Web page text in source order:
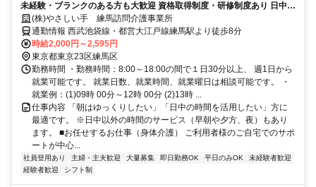
未経験・ブランクのある方も大歓迎 資格取得制度・研修制度あり 日中の
時間を活用できます
(株)やさしい手 練馬訪問介護事業所
通勤情報 西武池袋線・都営大江戸線練馬駅より徒歩8分
時給2,000円～2,595円
東京都東京23区練馬区
勤務時間 ・勤務時間：8:00～18:00の間で１日30分以上、 週1日から
就業可能です。 就業日数、就業時間、就業曜日は相談可能です。 ・
就業例：(1)09時 00分～12時 00分 (2)13時 ...
仕事内容 「朝はゆっくりしたい」「日中の時間を活用したい」方に
最適です。 ※日中以外の時間のサービス（早朝や夕方、夜）もあり
ます。 ■お任せするお仕事（身体介護） ご利用者様のご自宅でのサポ
ートが中心...
社員登用あり 主婦・主夫歓迎 大量募集 即日勤務OK 平日のみOK
未経験者歓迎
経験者歓迎
シフト制